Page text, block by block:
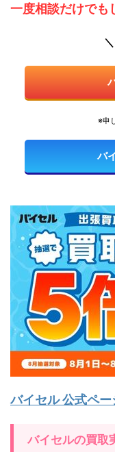
一度相談だけでも
※申
バ
バイセル 公式ペー
バイセルの買取